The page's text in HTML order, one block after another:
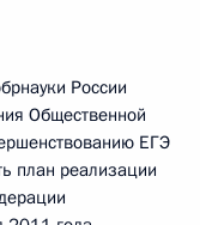
России
Общественной
ЕГЭ
план реализации